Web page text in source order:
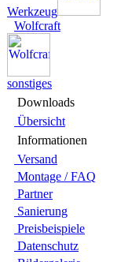
Werkzeug
Wolfcraft
sonstiges
Downloads
Übersicht
Infor­ma­tionen
Versand
Montage / FAQ
Partner
Sanie­rung
Preis­beispiele
Daten­schutz